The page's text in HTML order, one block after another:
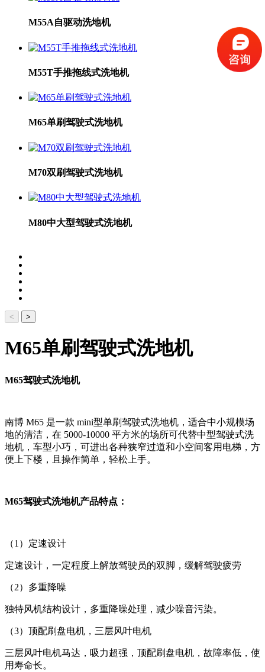
M55A自驱动洗地机
M55T手推拖线式洗地机
M65单刷驾驶式洗地机
M70双刷驾驶式洗地机
M80中大型驾驶式洗地机
< >
M65单刷驾驶式洗地机
M65驾驶式洗地机
南博 M65 是一款 mini型单刷驾驶式洗地机，适合中小规模场
地的清洁，在 5000-10000 平方米的场所可代替中型驾驶式洗
地机，车型小巧，可进出各种狭窄过道和小空间客用电梯，方
便上下楼，且操作简单，轻松上手。
M65驾驶式洗地机产品特点：
（1）定速设计
定速设计，一定程度上解放驾驶员的双脚，缓解驾驶疲劳
（2）多重降噪
独特风机结构设计，多重降噪处理，减少噪音污染。
（3）顶配刷盘电机，三层风叶电机
三层风叶电机马达，吸力超强，顶配刷盘电机，故障率低，使
用寿命长。